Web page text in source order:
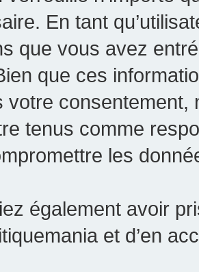
En tant
que vous avez
que ces
votre consentement,
tenus comme
les
également avoir
et d’en